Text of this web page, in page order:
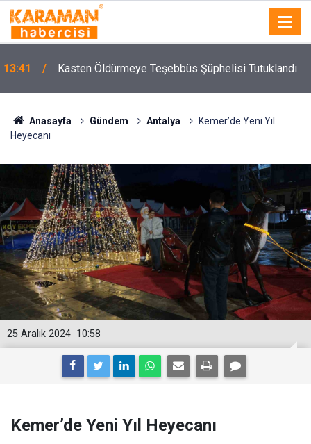
13:41 Kasten Öldürmeye Teşebbüs Şüphelisi Tutuklandı
Anasayfa Gündem Antalya
Kemer’de Yeni Yıl
Heyecanı
10:58
25 Aralık 2024
Kemer’de Yeni Yıl Heyecanı